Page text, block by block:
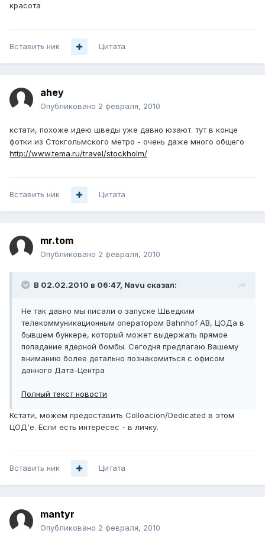
красота
Вставить ник Цитата
ahey
Опубликовано 2 февраля, 2010
кстати, похоже идею шведы уже давно юзают. тут в конце
фотки из Стокгольмского метро - очень даже много общего
http://www.tema.ru/travel/stockholm/
Вставить ник Цитата
mr.tom
Опубликовано 2 февраля, 2010
В 02.02.2010 в 06:47, Navu сказал:
Не так давно мы писали о запуске Шведким
телекоммуникационным оператором Bahnhof AB, ЦОДа в
бывшем бункере, который может выдержать прямое
попадание ядерной бомбы. Сегодня предлагаю Вашему
вниманию более детально познакомиться с офисом
данного Дата-Центра
Полный текст новости
Кстати, можем предоставить Colloacion/Dedicated в этом
ЦОД'е. Если есть интересес - в личку.
Вставить ник Цитата
mantyr
Опубликовано 2 февраля, 2010